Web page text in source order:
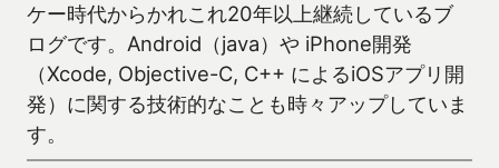
ケー時代からかれこれ20年以上継続しているブ
ログです。Android（java）や iPhone開発
（Xcode, Objective-C, C++ によるiOSアプリ開
発）に関する技術的なことも時々アップしていま
す。